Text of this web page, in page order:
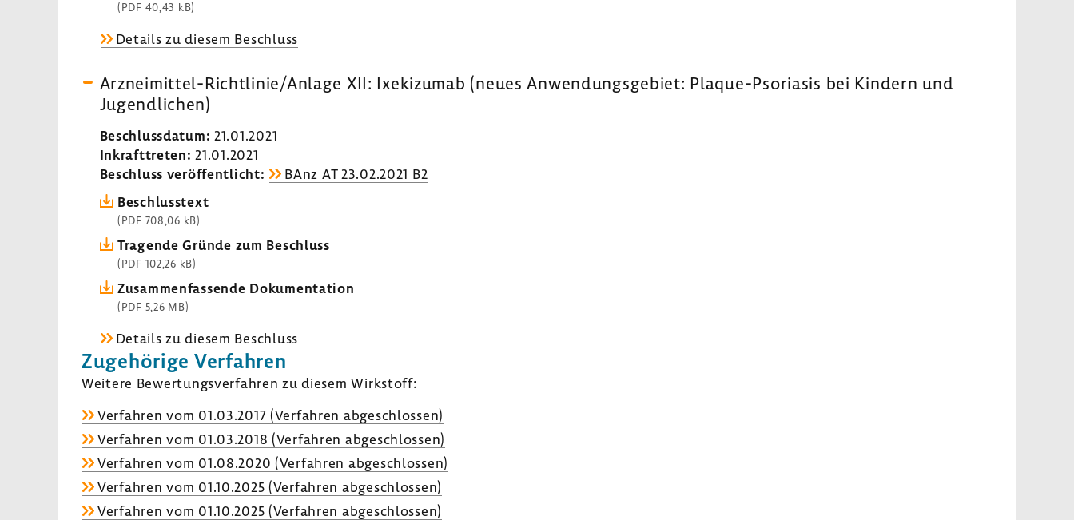
(PDF 40,43 kB)
Details zu diesem Beschluss
Arzneimittel-​​​​Richt­linie/Anlage XII: Ixeki­zumab (neues Anwen­dungs­ge­biet: Plaque-​Psoriasis bei Kindern und
Jugend­li­chen)
Beschluss­datum: 21.01.2021
Inkraft­treten: 21.01.2021
Beschluss veröf­fent­licht:
BAnz AT 23.02.2021 B2
Beschluss­text
(PDF 708,06 kB)
Tragende Gründe zum Beschluss
(PDF 102,26 kB)
Zusam­men­fas­sende Doku­men­ta­tion
(PDF 5,26 MB)
Details zu diesem Beschluss
Zuge­hö­rige Verfahren
Weitere Bewer­tungs­ver­fahren zu diesem Wirk­stoff:
Verfahren vom 01.03.2017 (Verfahren abge­schlossen)
Verfahren vom 01.03.2018 (Verfahren abge­schlossen)
Verfahren vom 01.08.2020 (Verfahren abge­schlossen)
Verfahren vom 01.10.2025 (Verfahren abge­schlossen)
Verfahren vom 01.10.2025 (Verfahren abge­schlossen)